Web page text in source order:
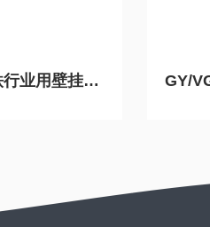
GY/VGD-100-HG炼铁行业用壁挂式粉尘浓度检测仪